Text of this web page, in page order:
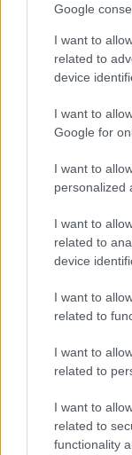
Google
I want to
related to
device
I want to
Google for
I want to
personalized
I want to
related to
device
I want to
related to
I want to
related to
I want to
related to
functionality
Continua
Pallacanestro
accordo
Francesca Lombardi ·